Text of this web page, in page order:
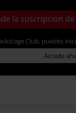
la suscripción
Club, puedes
Accede